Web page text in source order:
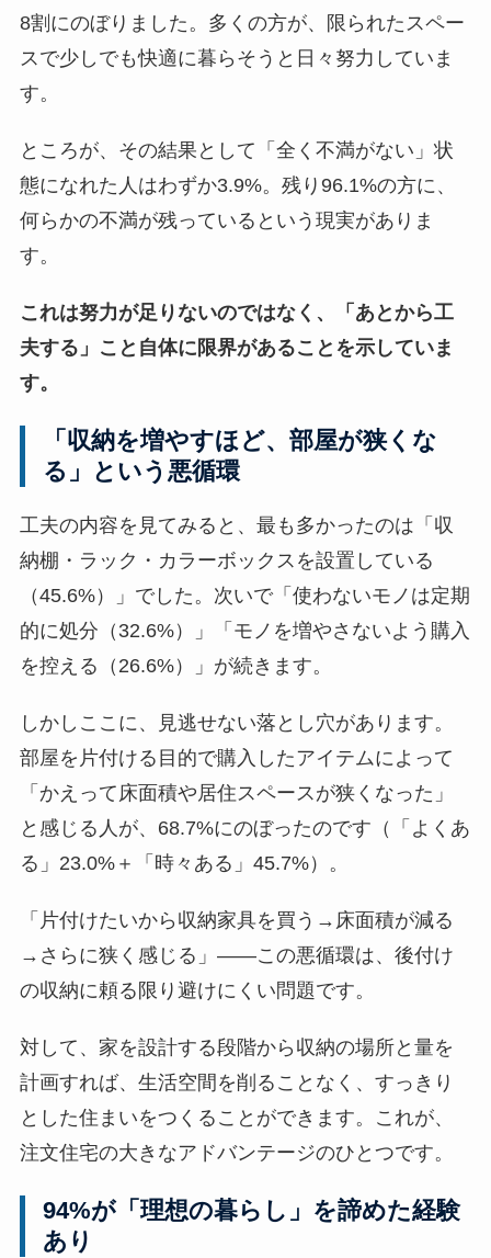
8割にのぼりました。多くの方が、限られたスペー
スで少しでも快適に暮らそうと日々努力していま
す。
ところが、その結果として「全く不満がない」状
態になれた人はわずか3.9%。残り96.1%の方に、
何らかの不満が残っているという現実がありま
す。
これは努力が足りないのではなく、「あとから工
夫する」こと自体に限界があることを示していま
す。
「収納を増やすほど、部屋が狭くな
る」という悪循環
工夫の内容を見てみると、最も多かったのは「収
納棚・ラック・カラーボックスを設置している
（45.6%）」でした。次いで「使わないモノは定期
的に処分（32.6%）」「モノを増やさないよう購入
を控える（26.6%）」が続きます。
しかしここに、見逃せない落とし穴があります。
部屋を片付ける目的で購入したアイテムによって
「かえって床面積や居住スペースが狭くなった」
と感じる人が、68.7%にのぼったのです（「よくあ
る」23.0%＋「時々ある」45.7%）。
「片付けたいから収納家具を買う→床面積が減る
→さらに狭く感じる」——この悪循環は、後付け
の収納に頼る限り避けにくい問題です。
対して、家を設計する段階から収納の場所と量を
計画すれば、生活空間を削ることなく、すっきり
とした住まいをつくることができます。これが、
注文住宅の大きなアドバンテージのひとつです。
94%が「理想の暮らし」を諦めた経験
あり